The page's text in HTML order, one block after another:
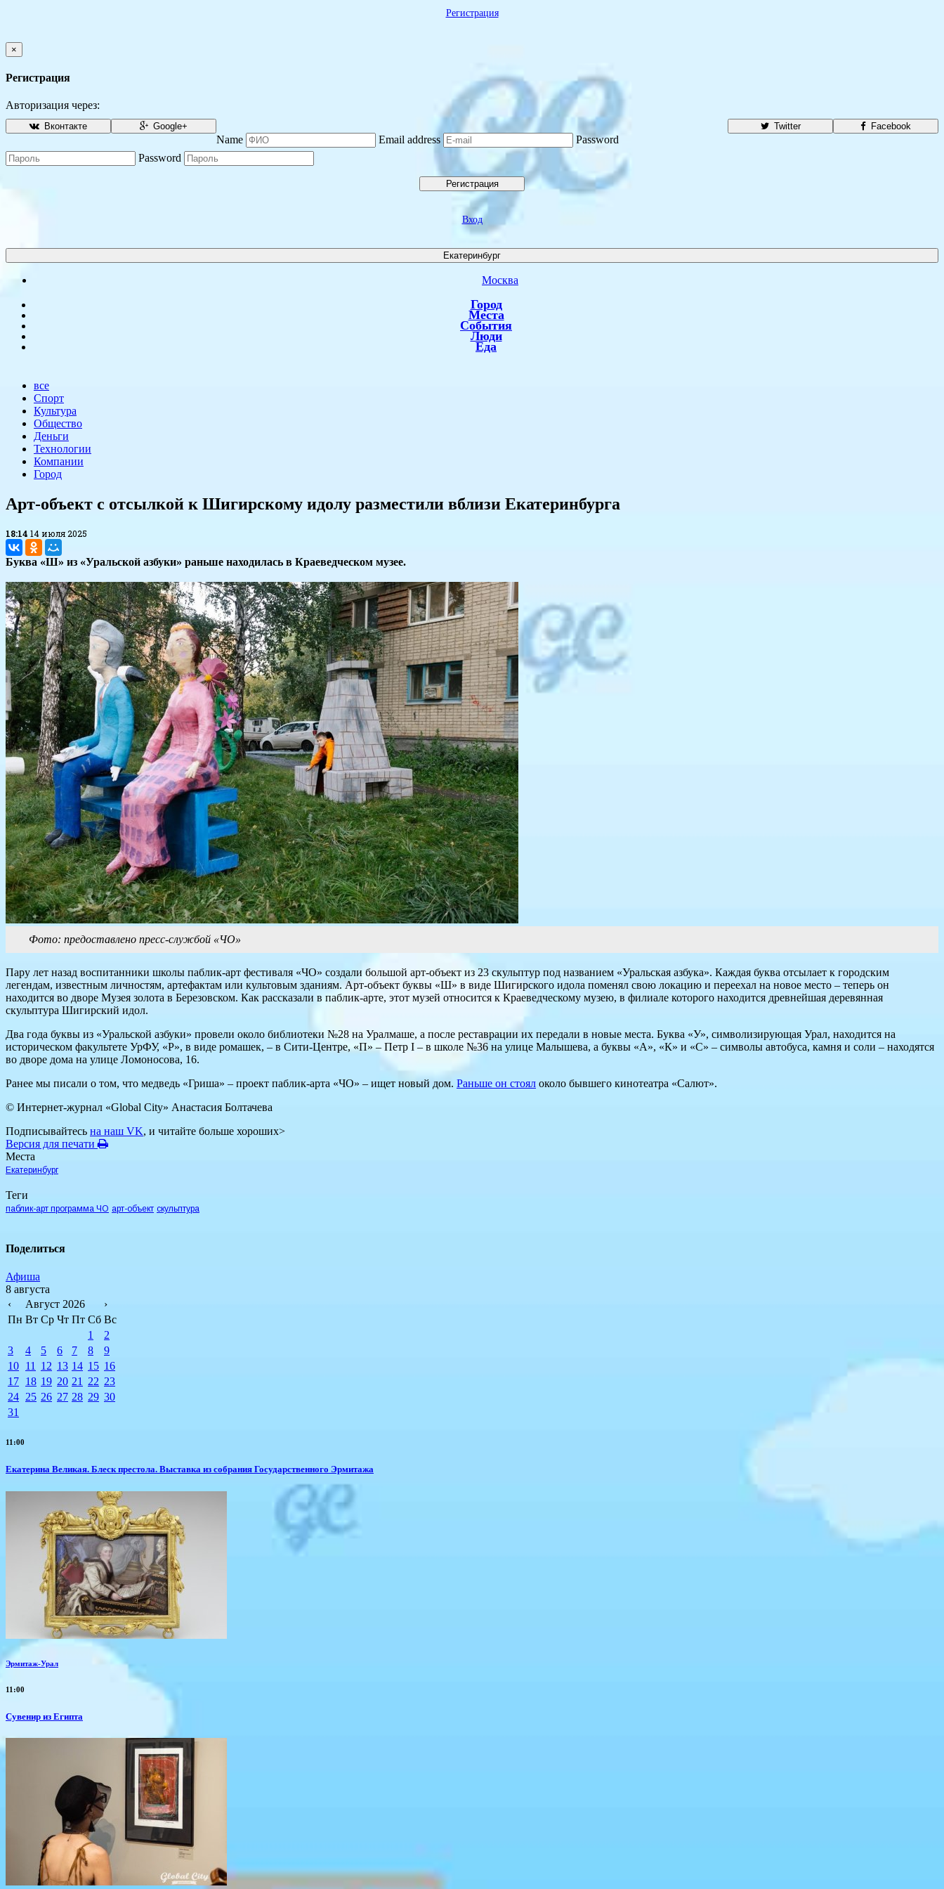
Регистрация
×
Регистрация
Авторизация через:
Facebook
Вконтакте Twitter
Google+
Name Email address
Password
Password
Регистрация
Вход
Екатеринбург
Москва
Город
Места
События
Люди
Еда
все
Спорт
Культура
Общество
Деньги
Технологии
Компании
Город
Арт-объект с отсылкой к Шигирскому идолу разместили вблизи Екатеринбурга
18:14 14 июля 2025
Буква «Ш» из «Уральской азбуки» раньше находилась в Краеведческом музее.
Фото: предоставлено пресс-службой «ЧО»
Пару лет назад воспитанники школы паблик-арт фестиваля «ЧО» создали большой арт-объект из 23 скульптур под названием «Уральская азбука». Каждая буква отсылает к городским
легендам, известным личностям, артефактам или культовым зданиям. Арт-объект буквы «Ш» в виде Шигирского идола поменял свою локацию и переехал на новое место – теперь он
находится во дворе Музея золота в Березовском. Как рассказали в паблик-арте, этот музей относится к Краеведческому музею, в филиале которого находится древнейшая деревянная
скульптура Шигирский идол.
Два года буквы из «Уральской азбуки» провели около библиотеки №28 на Уралмаше, а после реставрации их передали в новые места. Буква «У», символизирующая Урал, находится на
историческом факультете УрФУ, «Р», в виде ромашек, – в Сити-Центре, «П» – Петр I – в школе №36 на улице Малышева, а буквы «А», «К» и «С» – символы автобуса, камня и соли – находятся
во дворе дома на улице Ломоносова, 16.
Ранее мы писали о том, что медведь «Гриша» – проект паблик-арта «ЧО» – ищет новый дом. Раньше он стоял около бывшего кинотеатра «Салют».
© Интернет-журнал «Global City» Анастасия Болтачева
Подписывайтесь на наш VK, и читайте больше хороших>
Версия для печати
Места
Екатеринбург
Теги
паблик-арт программа ЧО арт-объект скульптура
Поделиться
Афиша
8 августа
‹
Август 2026
›
Пн Вт Ср Чт Пт Сб Вс
1
2
3
4 5 6 7 8
9
10 11 12 13 14 15 16
17 18 19 20 21 22 23
24 25 26 27 28 29 30
31
11:00
Екатерина Великая. Блеск престола. Выставка из собрания Государственного Эрмитажа
Эрмитаж-Урал
11:00
Сувенир из Египта